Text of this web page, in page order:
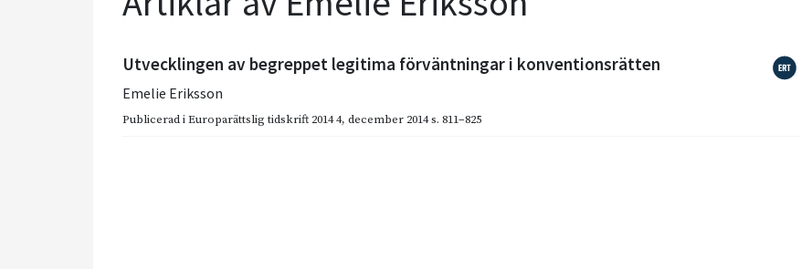
Utvecklingen av begreppet legitima förväntningar i konventionsrätten
Emelie Eriksson
Publicerad iEuroparättslig tidskrift 2014 4, december 2014s. 811–825